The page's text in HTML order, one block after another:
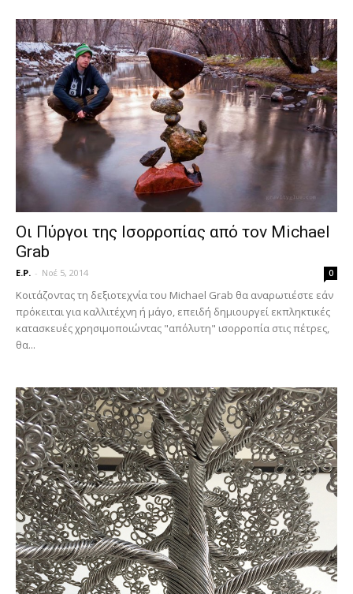
Οι Πύργοι της Ισορροπίας από τον Michael
Grab
E.P. - Νοέ 5, 2014 0
Κοιτάζοντας τη δεξιοτεχνία του Michael Grab θα αναρωτιέστε εάν
πρόκειται για καλλιτέχνη ή μάγο, επειδή δημιουργεί εκπληκτικές
κατασκευές χρησιμοποιώντας "απόλυτη" ισορροπία στις πέτρες,
θα...